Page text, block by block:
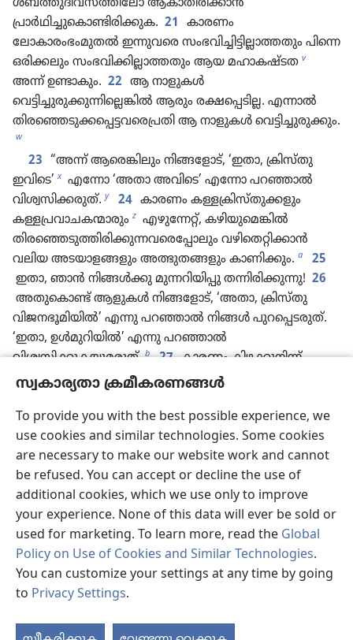
സ്വകാര്യതാ ക്രമീകരണങ്ങൾ
To provide you with the best possible experience, we
use cookies and similar technologies. Some cookies
are necessary to make our website work and cannot
be refused. You can accept or decline the use of
additional cookies, which we use only to improve
your experience. None of this data will ever be sold or
used for marketing. To learn more, read the Global
Policy on Use of Cookies and Similar Technologies.
You can customize your settings at any time by going
to Privacy Settings.
പ്രാർഥിച്ചുകൊണ്ടിരിക്കുക. 21 കാരണം
ലോകാരംഭംമുതൽ ഇന്നുവരെ സംഭവിച്ചിട്ടില്ലാത്തതും പിന്നെ
ഒരിക്കലും സംഭവിക്കില്ലാത്തതും ആയ മഹാകഷ്ടത v
അന്ന്‌ ഉണ്ടാകും. 22 ആ നാളുകൾ
വെട്ടിച്ചുരുക്കുന്നില്ലെങ്കിൽ ആരും രക്ഷപ്പെടില്ല. എന്നാൽ
തിരഞ്ഞെടുക്കപ്പെട്ടവരെപ്രതി ആ നാളുകൾ വെട്ടിച്ചുരുക്കും.
w
23 “അന്ന്‌ ആരെങ്കിലും നിങ്ങളോട്‌, ‘ഇതാ, ക്രിസ്‌തു
ഇവിടെ’ x എന്നോ ‘അതാ അവിടെ’ എന്നോ പറഞ്ഞാൽ
വിശ്വസിക്കരുത്‌. y 24 കാരണം കള്ളക്രിസ്‌തുക്കളും
കള്ളപ്രവാചകന്മാരും z എഴുന്നേറ്റ്‌, കഴിയുമെങ്കിൽ
തിരഞ്ഞെടുത്തിരിക്കുന്നവരെപ്പോലും വഴിതെറ്റിക്കാൻ
വലിയ അടയാളങ്ങളും അത്ഭുതങ്ങളും കാണിക്കും. a
25
ഇതാ, ഞാൻ നിങ്ങൾക്കു മുന്നറിയിപ്പു തന്നിരിക്കുന്നു! 26
അതുകൊണ്ട്‌ ആളുകൾ നിങ്ങളോട്‌, ‘അതാ, ക്രിസ്‌തു
വിജനഭൂമിയിൽ’ എന്നു പറഞ്ഞാൽ നിങ്ങൾ പുറപ്പെടരുത്‌.
‘ഇതാ, ഉൾമുറിയിൽ’ എന്നു പറഞ്ഞാൽ
വിശ്വസിക്കുകയുമരുത്‌. b 27 കാരണം കിഴക്കുനിന്ന്‌
പുറപ്പെടുന്ന മിന്നൽ പടിഞ്ഞാറുവരെ
പ്രകാശിക്കുന്നതുപോലെയായിരിക്കും മനുഷ്യപുത്രന്റെ
സാന്നിധ്യവും. c 28 ശവമുള്ളിടത്ത്‌ കഴുകന്മാർ വന്നുകൂടും.
d
29 “ആ നാളുകളിലെ കഷ്ടത കഴിയുന്ന ഉടനെ സൂര്യൻ
ഇരുണ്ടുപോകും. e ചന്ദ്രൻ വെളിച്ചം തരില്ല. നക്ഷത്രങ്ങൾ
ആകാശത്തുനിന്ന്‌ വീഴും. ആകാശത്തിലെ ശക്തികൾ
ആടിയുലയും. f 30 അപ്പോൾ മനുഷ്യപുത്രന്റെ അടയാളം
ആകാശത്ത്‌ ദൃശ്യമാകും. ഭൂമിയിലെ എല്ലാ ഗോത്രങ്ങളും
നെഞ്ചത്തടിച്ച്‌ വിലപിക്കും.
g മനുഷ്യപുത്രൻ
ശക്തിയോടെയും വലിയ മഹത്ത്വത്തോടെയും *
ആകാശമേഘങ്ങളിൽ വരുന്നത്‌ അവർ കാണും.
ഒരറ്റംമുതൽ മറ്റേ അറ്റംവരെ നാലു ദിക്കിൽനിന്നും